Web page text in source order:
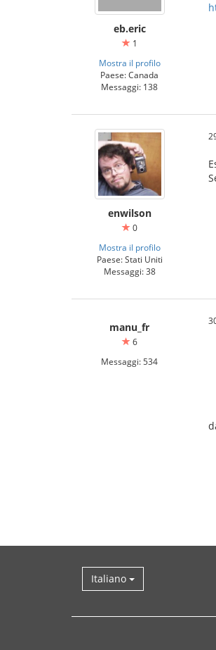
eb.eric
1
Mostra il profilo
Paese: Canada
Messaggi: 138
enwilson
0
Mostra il profilo
Paese: Stati Uniti
Messaggi: 38
manu_fr
6
Messaggi: 534
Italiano